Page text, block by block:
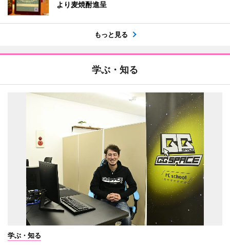
より麦焼酎進呈
もっと見る
学ぶ・知る
学ぶ・知る